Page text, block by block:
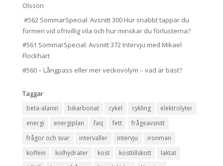
Olsson
#562 SommarSpecial: Avsnitt 300 Hur snabbt tappar du
formen vid ofrivillig vila och hur minskar du förlusterna?
#561 SommarSpecial: Avsnitt 372 Intervju med Mikael
Flockhart
#560 – Långpass eller mer veckovolym – vad är bäst?
Taggar
beta-alanin bikarbonat cykel cykling
elektrolyter
energi
energiplan faq fett
frågeavsnitt
frågor och svar
intervaller intervju
ironman
koffein
kolhydrater kost kosttillskott
laktat